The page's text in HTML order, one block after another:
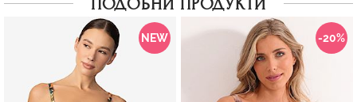
ПОДОБНИ ПРОДУКТИ
NEW -20%